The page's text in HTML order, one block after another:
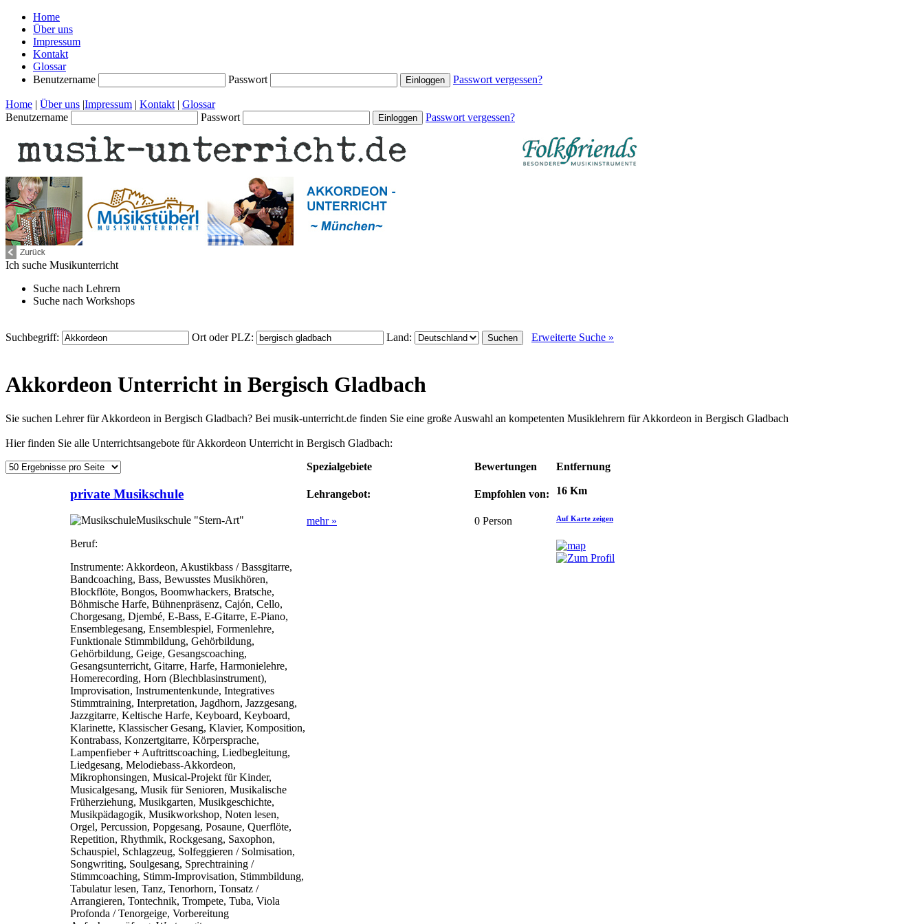
Home
Über uns
Impressum
Kontakt
Glossar
Benutzername
Passwort Passwort vergessen?
Home | Über uns |Impressum | Kontakt | Glossar
Benutzername
Passwort Passwort vergessen?
Ich suche Musikunterricht
Suche nach Lehrern
Suche nach Workshops
Suchbegriff: Ort oder PLZ: Land: Erweiterte Suche »
Akkordeon Unterricht in Bergisch Gladbach
Sie suchen Lehrer für Akkordeon in Bergisch Gladbach? Bei musik-unterricht.de finden Sie eine große Auswahl an kompetenten Musiklehrern für Akkordeon in Bergisch Gladbach
Hier finden Sie alle Unterrichtsangebote für Akkordeon Unterricht in Bergisch Gladbach:
Spezialgebiete
Bewertungen Entfernung
private Musikschule
Musikschule "Stern-Art"
Beruf:
Instrumente: Akkordeon, Akustikbass / Bassgitarre,
Bandcoaching, Bass, Bewusstes Musikhören,
Blockflöte, Bongos, Boomwhackers, Bratsche,
Böhmische Harfe, Bühnenpräsenz, Cajón, Cello,
Chorgesang, Djembé, E-Bass, E-Gitarre, E-Piano,
Ensemblegesang, Ensemblespiel, Formenlehre,
Funktionale Stimmbildung, Gehörbildung,
Gehörbildung, Geige, Gesangscoaching,
Gesangsunterricht, Gitarre, Harfe, Harmonielehre,
Homerecording, Horn (Blechblasinstrument),
Improvisation, Instrumentenkunde, Integratives
Stimmtraining, Interpretation, Jagdhorn, Jazzgesang,
Jazzgitarre, Keltische Harfe, Keyboard, Keyboard,
Klarinette, Klassischer Gesang, Klavier, Komposition,
Kontrabass, Konzertgitarre, Körpersprache,
Lampenfieber + Auftrittscoaching, Liedbegleitung,
Liedgesang, Melodiebass-Akkordeon,
Mikrophonsingen, Musical-Projekt für Kinder,
Musicalgesang, Musik für Senioren, Musikalische
Früherziehung, Musikgarten, Musikgeschichte,
Musikpädagogik, Musikworkshop, Noten lesen,
Orgel, Percussion, Popgesang, Posaune, Querflöte,
Repetition, Rhythmik, Rockgesang, Saxophon,
Schauspiel, Schlagzeug, Solfeggieren / Solmisation,
Songwriting, Soulgesang, Sprechtraining /
Stimmcoaching, Stimm-Improvisation, Stimmbildung,
Tabulatur lesen, Tanz, Tenorhorn, Tonsatz /
Arrangieren, Tontechnik, Trompete, Tuba, Viola
Profonda / Tenorgeige, Vorbereitung
Lehrangebot:
mehr »
Empfohlen von:
0 Person
16 Km
Auf Karte zeigen